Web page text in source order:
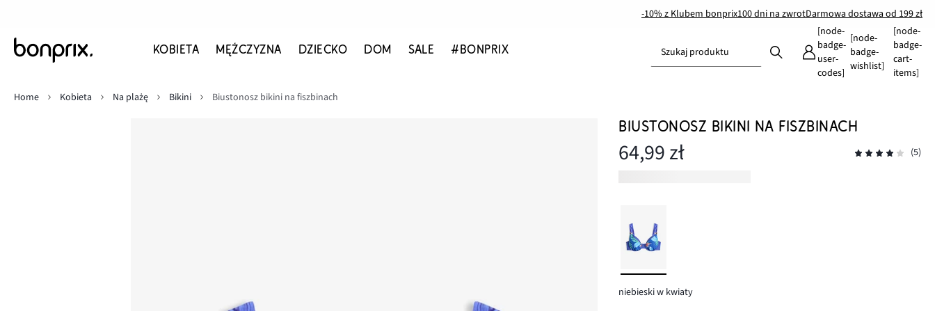
-10% z Klubem bonprix100 dni na zwrotDarmowa dostawa od 199 zł
KOBIETA MĘŻCZYZNA DZIECKO DOM SALE #BONPRIX Szukaj produktu
[node-
badge-
user-
codes]
[node-
badge-
wishlist]
[node-
badge-
cart-
items]
Home
Kobieta Na plażę Bikini Biustonosz bikini na fiszbinach
BIUSTONOSZ BIKINI NA FISZBINACH
64,99 zł (5)
niebieski w kwiaty